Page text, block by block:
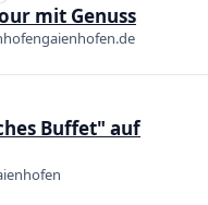
mit Genuss
gaienhofen.de
Buffet" auf